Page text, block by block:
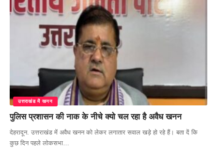
उत्तराखंड में खनन
पुलिस प्रशासन की नाक के नीचे क्यो चल रहा है अवैध खनन
देहरादून. उत्तराखंड में अवैध खनन को लेकर लगातार सवाल खड़े हो रहे हैं। बता दें कि
कुछ दिन पहले लोकसभा…